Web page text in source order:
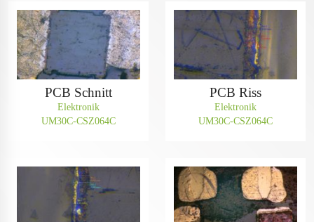
PCB Schnitt
Elektronik
UM30C-CSZ064C
PCB Riss
Elektronik
UM30C-CSZ064C